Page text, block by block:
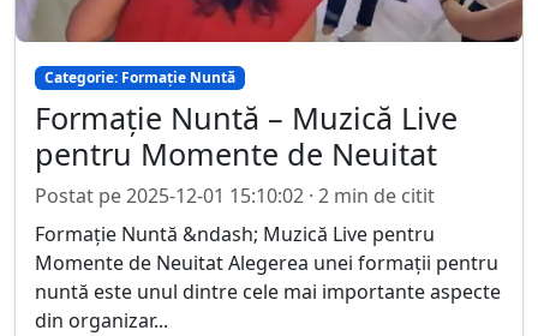
Categorie: Formație Nuntă
Formație Nuntă – Muzică Live
pentru Momente de Neuitat
Postat pe 2025-12-01 15:10:02 · 2 min de citit
Formație Nuntă &ndash; Muzică Live pentru
Momente de Neuitat Alegerea unei formații pentru
nuntă este unul dintre cele mai importante aspecte
din organizar...